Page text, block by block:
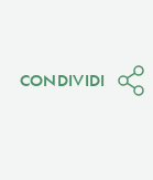
CONDIVIDI